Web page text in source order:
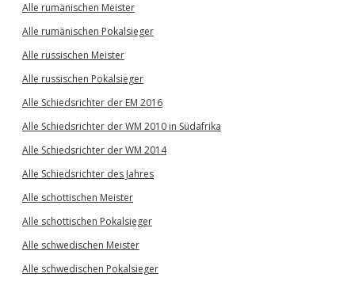
Alle rumänischen Meister
Alle rumänischen Pokalsieger
Alle russischen Meister
Alle russischen Pokalsieger
Alle Schiedsrichter der EM 2016
Alle Schiedsrichter der WM 2010 in Südafrika
Alle Schiedsrichter der WM 2014
Alle Schiedsrichter des Jahres
Alle schottischen Meister
Alle schottischen Pokalsieger
Alle schwedischen Meister
Alle schwedischen Pokalsieger